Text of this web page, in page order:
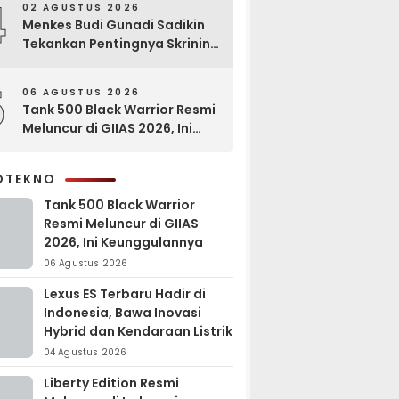
02 AGUSTUS 2026
Menkes Budi Gunadi Sadikin
Tekankan Pentingnya Skrining
06 AGUSTUS 2026
Tank 500 Black Warrior Resmi
Meluncur di GIIAS 2026, Ini
Tank 500 Black Warrior
Resmi Meluncur di GIIAS
2026, Ini Keunggulannya
06 Agustus 2026
Lexus ES Terbaru Hadir di
Indonesia, Bawa Inovasi
Hybrid dan Kendaraan Listrik
04 Agustus 2026
Liberty Edition Resmi